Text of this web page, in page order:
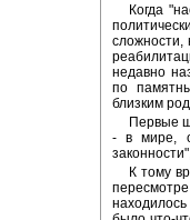
Когда
сложности,
недавно
по
близким
Первые
- в мире,
К тому